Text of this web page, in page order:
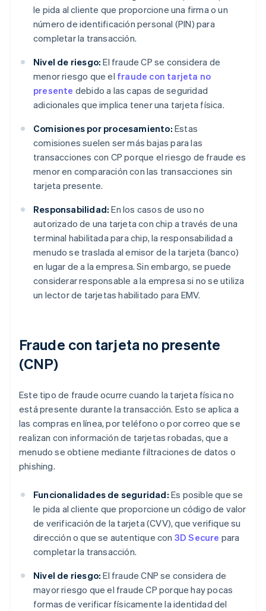
le pida al cliente que proporcione una firma o un
número de identificación personal (PIN) para
completar la transacción.
Nivel de riesgo: El fraude CP se considera de
menor riesgo que el fraude con tarjeta no
presente debido a las capas de seguridad
adicionales que implica tener una tarjeta física.
Comisiones por procesamiento: Estas
comisiones suelen ser más bajas para las
transacciones con CP porque el riesgo de fraude es
menor en comparación con las transacciones sin
tarjeta presente.
Responsabilidad: En los casos de uso no
autorizado de una tarjeta con chip a través de una
terminal habilitada para chip, la responsabilidad a
menudo se traslada al emisor de la tarjeta (banco)
en lugar de a la empresa. Sin embargo, se puede
considerar responsable a la empresa si no se utiliza
un lector de tarjetas habilitado para EMV.
Fraude con tarjeta no presente
(CNP)
Este tipo de fraude ocurre cuando la tarjeta física no
está presente durante la transacción. Esto se aplica a
las compras en línea, por teléfono o por correo que se
realizan con información de tarjetas robadas, que a
menudo se obtiene mediante filtraciones de datos o
phishing.
Funcionalidades de seguridad: Es posible que se
le pida al cliente que proporcione un código de valor
de verificación de la tarjeta (CVV), que verifique su
dirección o que se autentique con 3D Secure para
completar la transacción.
Nivel de riesgo: El fraude CNP se considera de
mayor riesgo que el fraude CP porque hay pocas
formas de verificar físicamente la identidad del